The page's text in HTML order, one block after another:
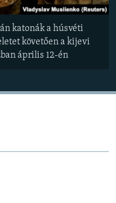
katonák a húsvéti
követően a kijevi
április 12-én